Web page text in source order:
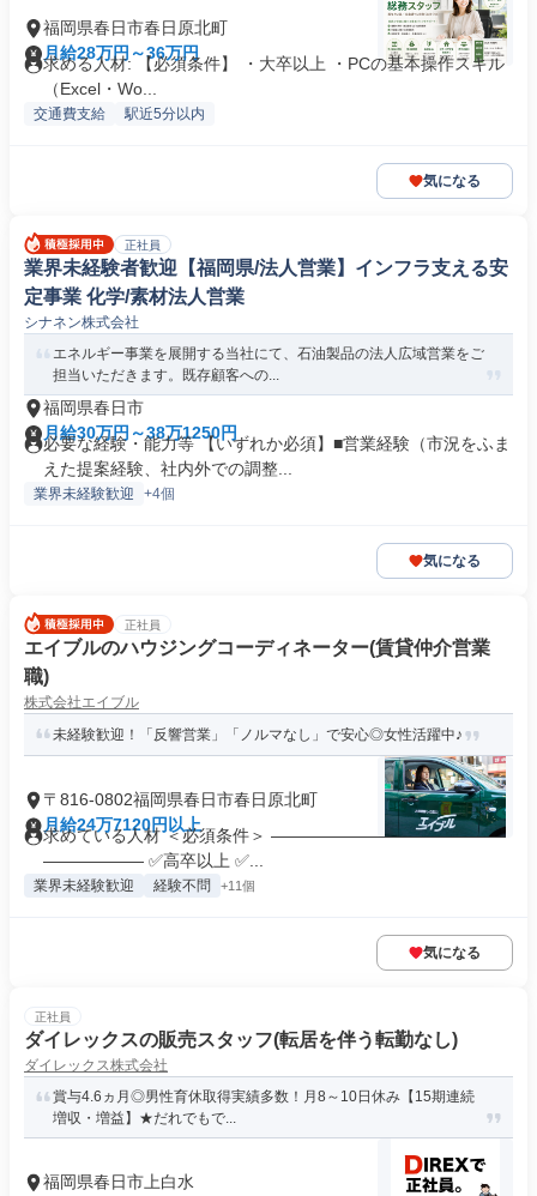
福岡県春日市春日原北町
月給28万円～36万円
求める人材: 【必須条件】 ・大卒以上 ・PCの基本操作スキル
（Excel・Wo...
交通費支給 駅近5分以内
気になる
正社員
業界未経験者歓迎【福岡県/法人営業】インフラ支える安
定事業 化学/素材法人営業
シナネン株式会社
エネルギー事業を展開する当社にて、石油製品の法人広域営業をご
担当いただきます。既存顧客への...
福岡県春日市
月給30万円～38万1250円
必要な経験・能力等 【いずれか必須】■営業経験（市況をふま
えた提案経験、社内外での調整...
業界未経験歓迎 +4個
気になる
正社員
エイブルのハウジングコーディネーター(賃貸仲介営業
職)
株式会社エイブル
未経験歓迎！「反響営業」「ノルマなし」で安心◎女性活躍中♪
〒816-0802福岡県春日市春日原北町
月給24万7120円以上
求めている人材 ＜必須条件＞ ――――――――――――――
―――――― ✅高卒以上 ✅...
業界未経験歓迎 経験不問 +11個
気になる
正社員
ダイレックスの販売スタッフ(転居を伴う転勤なし)
ダイレックス株式会社
賞与4.6ヵ月◎男性育休取得実績多数！月8～10日休み【15期連続
増収・増益】★だれでもで...
福岡県春日市上白水